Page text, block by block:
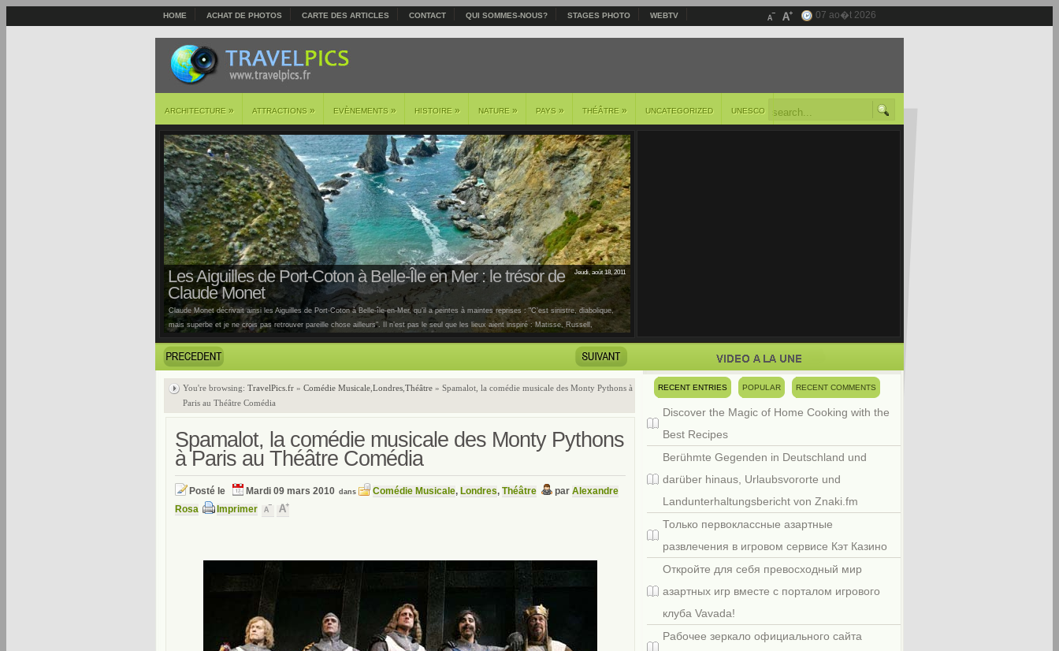
HOME ACHAT DE PHOTOS CARTE DES ARTICLES CONTACT QUI SOMMES-NOUS? STAGES PHOTO WEBTV 07 ao�t 2026
ARCHITECTURE » ATTRACTIONS » EVÈNEMENTS » HISTOIRE » NATURE » PAYS » THÉÂTRE » UNCATEGORIZED UNESCO
Jeudi, août 18, 2011
Les Aiguilles de Port-Coton à Belle-Île en Mer : le trésor de
Claude Monet
Claude Monet décrivait ainsi les Aiguilles de Port-Coton à Belle-île-en-Mer, qu’il a peintes à maintes reprises : "C’est sinistre, diabolique,
mais superbe et je ne crois pas retrouver pareille chose ailleurs". Il n’est pas le seul que les lieux aient inspiré : Matisse, Russell,
You're browsing: TravelPics.fr » Comédie Musicale Londres Théâtre » Spamalot, la comédie musicale des Monty Pythons à
Paris au Théâtre Comédia
Spamalot, la comédie musicale des Monty Pythons
à Paris au Théâtre Comédia
Posté le Mardi 09 mars 2010 dans Comédie Musicale, Londres, Théâtre par Alexandre
Rosa
Imprimer
RECENT ENTRIES POPULAR RECENT COMMENTS
Discover the Magic of Home Cooking with the
Best Recipes
Berühmte Gegenden in Deutschland und
darüber hinaus, Urlaubsvororte und
Landunterhaltungsbericht von Znaki.fm
Только первоклассные азартные
развлечения в игровом сервисе Кэт Казино
Откройте для себя превосходный мир
азартных игр вместе с порталом игрового
клуба Vavada!
Рабочее зеркало официального сайта